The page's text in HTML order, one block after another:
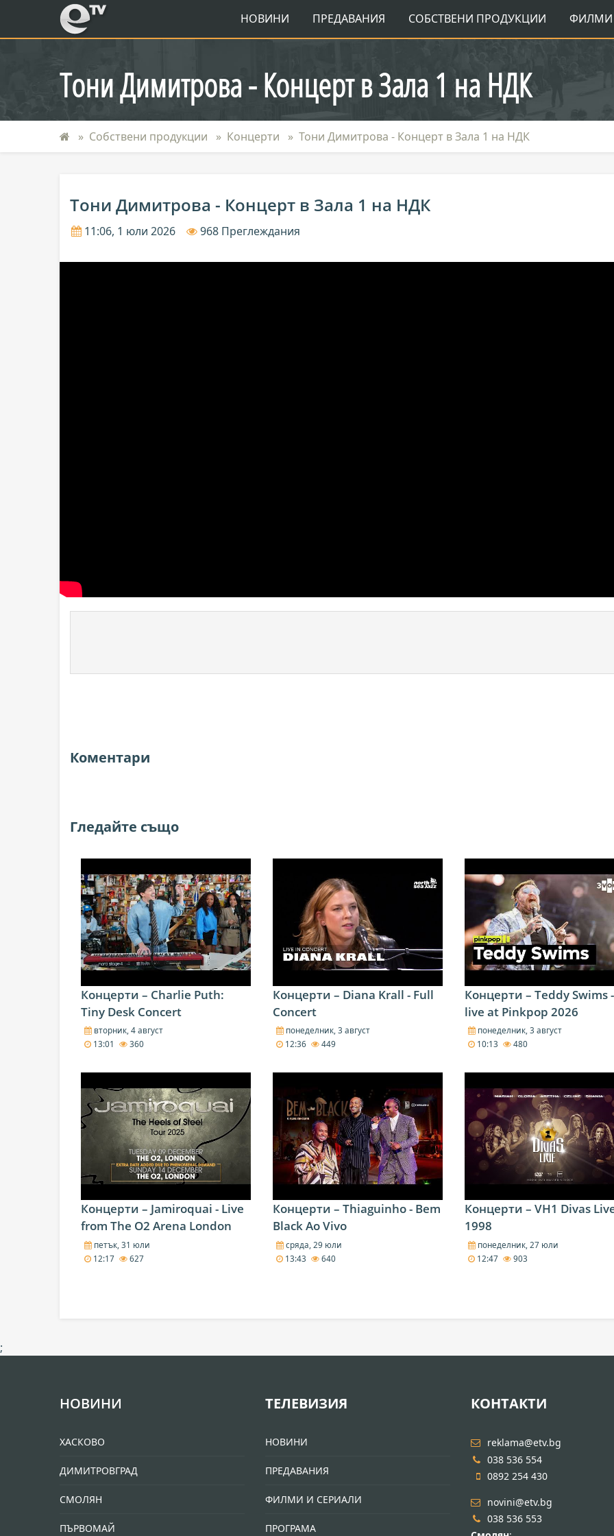
eTV НОВИНИ ПРЕДАВАНИЯ СОБСТВЕНИ ПРОДУКЦИИ ФИЛМИ
Тони Димитрова - Концерт в Зала 1 на НДК
Собствени продукции Концерти Тони Димитрова - Концерт в Зала 1 на НДК
Тони Димитрова - Концерт в Зала 1 на НДК
11:06, 1 юли 2026 968 Преглеждания
Коментари
Гледайте също
Концерти – Charlie Puth:
Tiny Desk Concert
вторник, 4 август
13:01
360
Концерти – Diana Krall - Full
Concert
понеделник, 3 август
12:36
449
Концерти – Teddy Swims -
live at Pinkpop 2026
понеделник, 3 август
10:13
480
Концерти – Jamiroquai - Live
from The O2 Arena London
петък, 31 юли
12:17
627
Концерти – Thiaguinho - Bem
Black Ao Vivo
сряда, 29 юли
13:43
640
Концерти – VH1 Divas
1998
понеделник, 27 юли
12:47
903
;
НОВИНИ
ХАСКОВО
ДИМИТРОВГРАД
СМОЛЯН
ПЪРВОМАЙ
ТЕЛЕВИЗИЯ
НОВИНИ
ПРЕДАВАНИЯ
ФИЛМИ И СЕРИАЛИ
ПРОГРАМА
КОНТАКТИ
reklama@etv.bg
038 536 554
0892 254 430
novini@etv.bg
038 536 553